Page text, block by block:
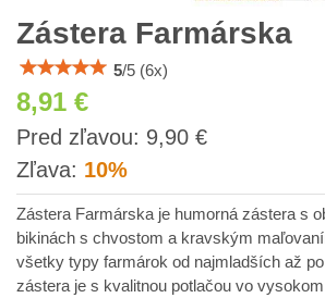
Zástera Farmárska
5/5 (6x)
8,91 €
Pred zľavou: 9,90 €s
Zľava: 10%
Zástera Farmárska je humorná zástera s
bikinách s chvostom a kravským
všetky typy farmárok od najmladších až
zástera je s kvalitnou potlačou vo